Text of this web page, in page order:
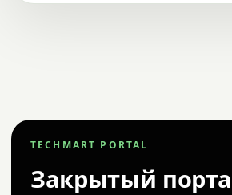
TECHMART PORTAL
Закрытый